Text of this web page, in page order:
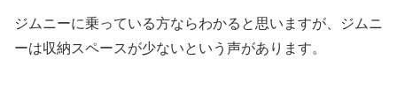
ジムニーに乗っている方ならわかると思いますが、ジムニ
ーは収納スペースが少ないという声があります。